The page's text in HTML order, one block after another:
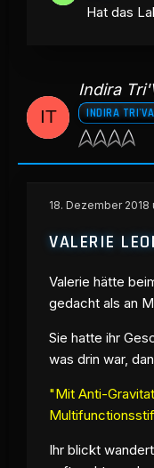
Hat das
Indira
INDIRA TRI'VA
18. Dezember 2018
VALERIE
Valerie hätte
gedacht als an
Sie hatte ihr
was drin war,
"Mit Anti-
Ihr blickt